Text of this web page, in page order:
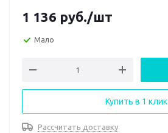
1 136 руб./шт
Мало
Купить в 1 клик
Рассчитать доставку